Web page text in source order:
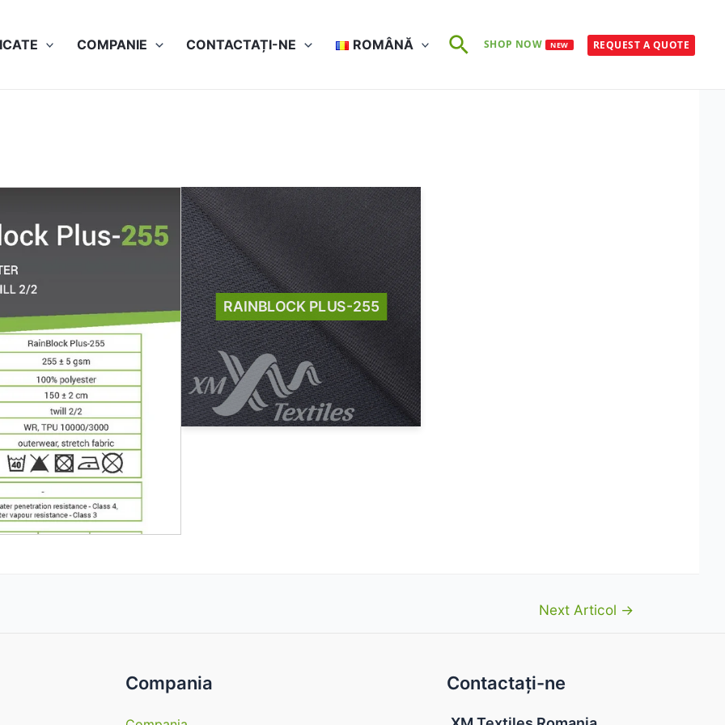
COMPANIE CONTACTAȚI-NE ROMÂNĂ SearchSHOP NOW NEW REQUEST A QUOTE
datasheet
RAINBLOCK PLUS-255
Next Articol →
Compania Contactați-ne